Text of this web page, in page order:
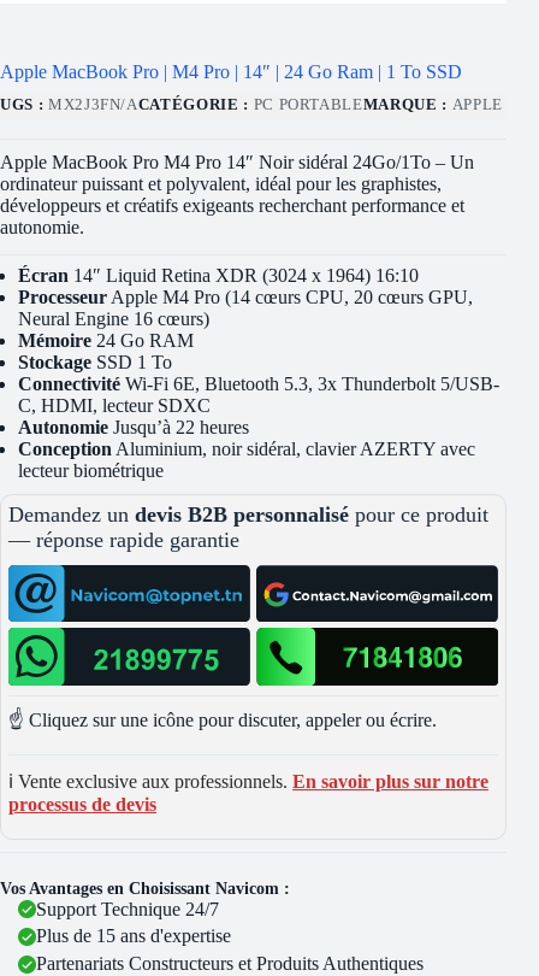
Apple MacBook Pro | M4 Pro | 14″ | 24 Go Ram | 1 To SSD
UGS : MX2J3FN/ACATÉGORIE : PC PORTABLEMARQUE : APPLE
Apple MacBook Pro M4 Pro 14″ Noir sidéral 24Go/1To – Un
ordinateur puissant et polyvalent, idéal pour les graphistes,
développeurs et créatifs exigeants recherchant performance et
autonomie.
Écran 14″ Liquid Retina XDR (3024 x 1964) 16:10
Processeur Apple M4 Pro (14 cœurs CPU, 20 cœurs GPU,
Neural Engine 16 cœurs)
Mémoire 24 Go RAM
Stockage SSD 1 To
Connectivité Wi-Fi 6E, Bluetooth 5.3, 3x Thunderbolt 5/USB-
C, HDMI, lecteur SDXC
Autonomie Jusqu’à 22 heures
Conception Aluminium, noir sidéral, clavier AZERTY avec
lecteur biométrique
Demandez un devis B2B personnalisé pour ce produit
— réponse rapide garantie
☝️ Cliquez sur une icône pour discuter, appeler ou écrire.
ℹ️ Vente exclusive aux professionnels. En savoir plus sur notre
processus de devis
Vos Avantages en Choisissant Navicom :
Support Technique 24/7
Plus de 15 ans d'expertise
Partenariats Constructeurs et Produits Authentiques